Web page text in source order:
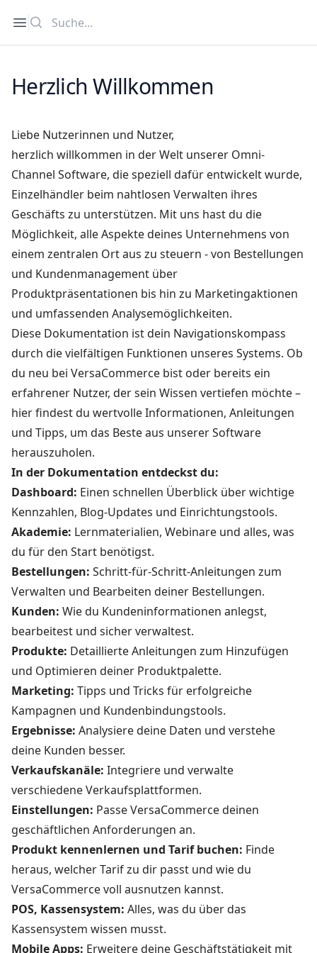
Open sidebar
Herzlich Willkommen
Liebe Nutzerinnen und Nutzer,
herzlich willkommen in der Welt unserer Omni-
Channel Software, die speziell dafür entwickelt wurde,
Einzelhändler beim nahtlosen Verwalten ihres
Geschäfts zu unterstützen. Mit uns hast du die
Möglichkeit, alle Aspekte deines Unternehmens von
einem zentralen Ort aus zu steuern - von Bestellungen
und Kundenmanagement über
Produktpräsentationen bis hin zu Marketingaktionen
und umfassenden Analysemöglichkeiten.
Diese Dokumentation ist dein Navigationskompass
durch die vielfältigen Funktionen unseres Systems. Ob
du neu bei VersaCommerce bist oder bereits ein
erfahrener Nutzer, der sein Wissen vertiefen möchte –
hier findest du wertvolle Informationen, Anleitungen
und Tipps, um das Beste aus unserer Software
herauszuholen.
In der Dokumentation entdeckst du:
Dashboard: Einen schnellen Überblick über wichtige
Kennzahlen, Blog-Updates und Einrichtungstools.
Akademie: Lernmaterialien, Webinare und alles, was
du für den Start benötigst.
Bestellungen: Schritt-für-Schritt-Anleitungen zum
Verwalten und Bearbeiten deiner Bestellungen.
Kunden: Wie du Kundeninformationen anlegst,
bearbeitest und sicher verwaltest.
Produkte: Detaillierte Anleitungen zum Hinzufügen
und Optimieren deiner Produktpalette.
Marketing: Tipps und Tricks für erfolgreiche
Kampagnen und Kundenbindungstools.
Ergebnisse: Analysiere deine Daten und verstehe
deine Kunden besser.
Verkaufskanäle: Integriere und verwalte
verschiedene Verkaufsplattformen.
Einstellungen: Passe VersaCommerce deinen
geschäftlichen Anforderungen an.
Produkt kennenlernen und Tarif buchen: Finde
heraus, welcher Tarif zu dir passt und wie du
VersaCommerce voll ausnutzen kannst.
POS, Kassensystem: Alles, was du über das
Kassensystem wissen musst.
Mobile Apps: Erweitere deine Geschäftstätigkeit mit